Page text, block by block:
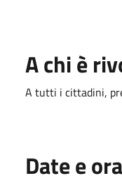
A chi è
A tutti i cittadini,
Date e